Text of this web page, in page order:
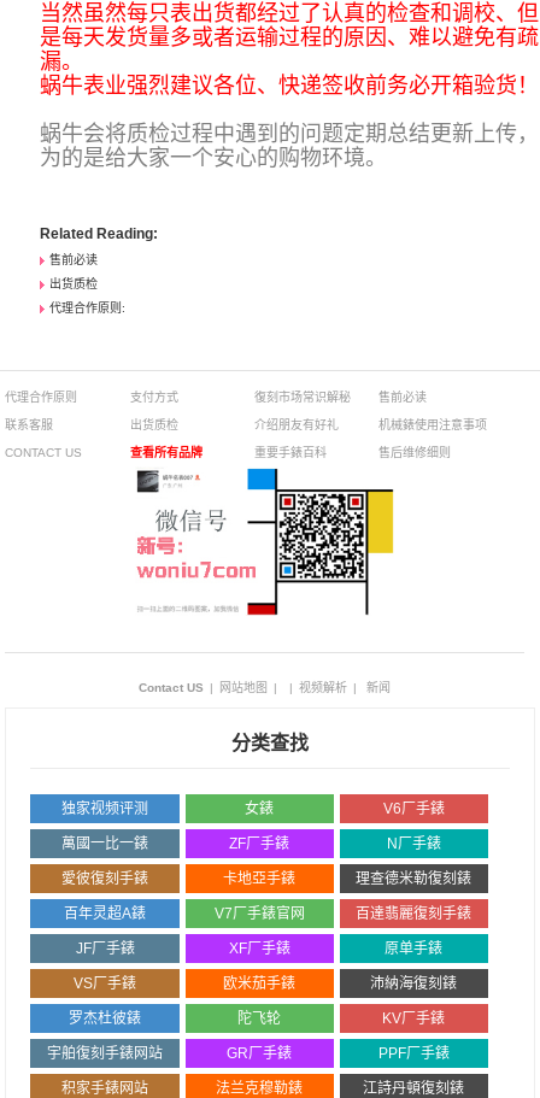
当然虽然每只表出货都经过了认真的检查和调校、但
是每天发货量多或者运输过程的原因、难以避免有疏
漏。
蜗牛表业强烈建议各位、快递签收前务必开箱验货！
蜗牛会将质检过程中遇到的问题定期总结更新上传，
为的是给大家一个安心的购物环境。
Related Reading:
售前必读
出货质检
代理合作原则:
代理合作原则
联系客服
CONTACT US
支付方式
出货质检
查看所有品牌
復刻市场常识解秘
介绍朋友有好礼
重要手錶百科
售前必读
机械錶使用注意事项
售后维修细则
Contact US | 网站地图 | | 视频解析 | 新闻
分类查找
独家视频评测 女錶 V6厂手錶
萬國一比一錶 ZF厂手錶 N厂手錶
愛彼復刻手錶 卡地亞手錶 理查德米勒復刻錶
百年灵超A錶 V7厂手錶官网 百達翡麗復刻手錶
JF厂手錶 XF厂手錶 原单手錶
VS厂手錶 欧米茄手錶 沛納海復刻錶
罗杰杜彼錶 陀飞轮 KV厂手錶
宇舶復刻手錶网站 GR厂手錶 PPF厂手錶
积家手錶网站 法兰克穆勒錶 江詩丹頓復刻錶